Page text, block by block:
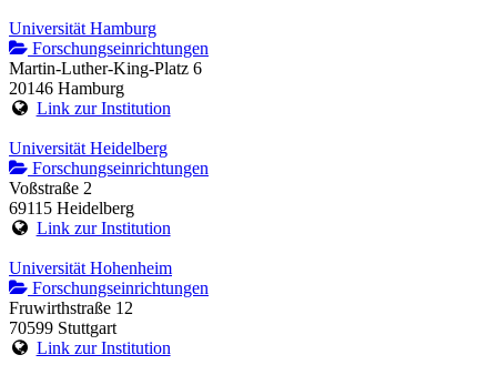
Universität Hamburg
Forschungseinrichtungen
Martin-Luther-King-Platz 6
20146 Hamburg
Link zur Institution
Universität Heidelberg
Forschungseinrichtungen
Voßstraße 2
69115 Heidelberg
Link zur Institution
Universität Hohenheim
Forschungseinrichtungen
Fruwirthstraße 12
70599 Stuttgart
Link zur Institution